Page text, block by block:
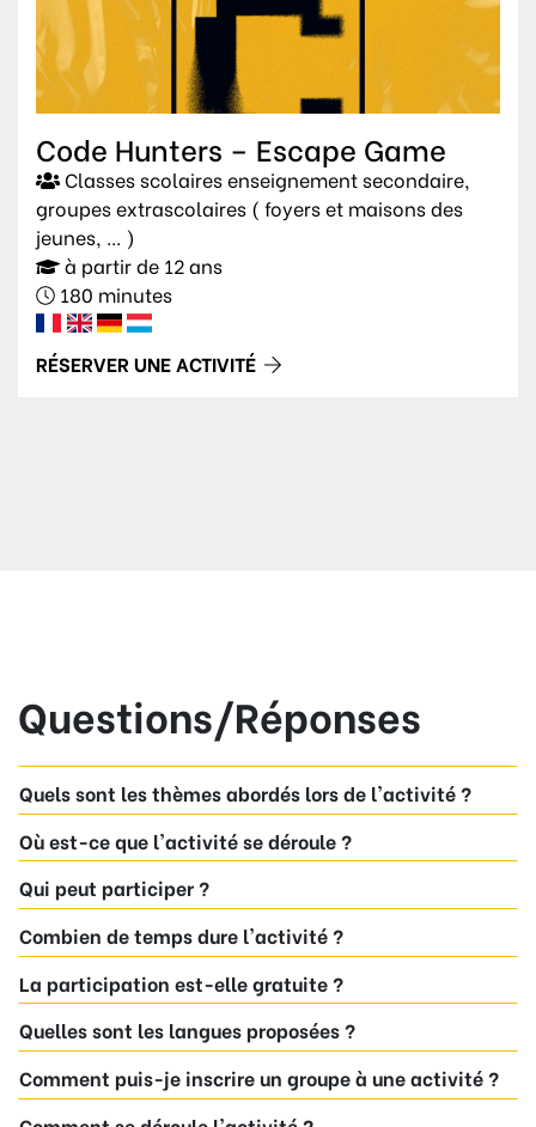
Code Hunters – Escape Game
Classes scolaires enseignement secondaire,
groupes extrascolaires ( foyers et maisons des
jeunes, ... )
à partir de 12 ans
180 minutes
RÉSERVER UNE ACTIVITÉ
Questions/Réponses
Quels sont les thèmes abordés lors de l'activité ?
Où est-ce que l'activité se déroule ?
Qui peut participer ?
Combien de temps dure l'activité ?
La participation est-elle gratuite ?
Quelles sont les langues proposées ?
Comment puis-je inscrire un groupe à une activité ?